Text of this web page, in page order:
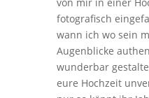
fotografisch
wann ich wo sein
Augenblicke
wunderbar
eure Hochzeit